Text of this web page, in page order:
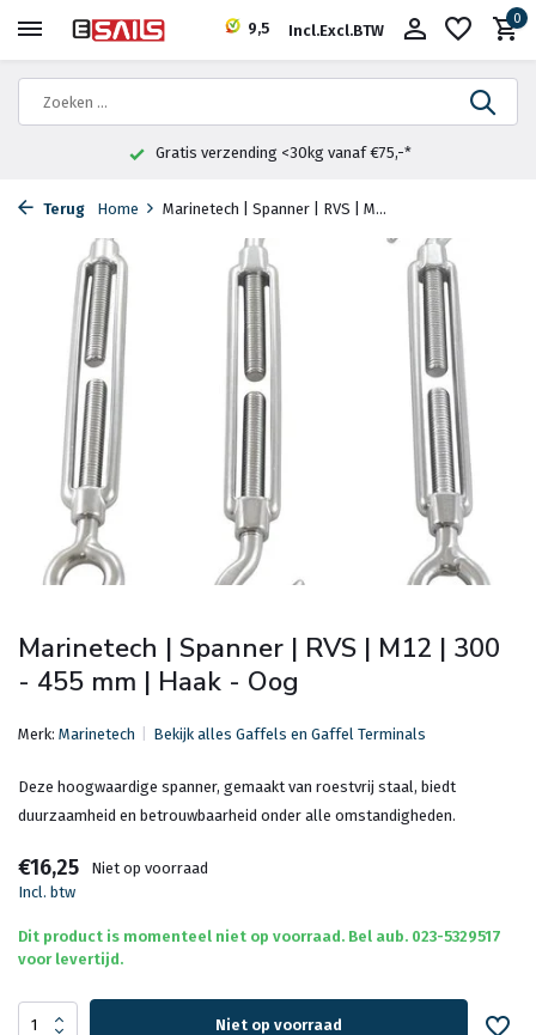
9,5 Incl.Excl.BTW
0
Gratis verzending <30kg vanaf €75,-*
Terug Home Marinetech | Spanner | RVS | M...
Marinetech | Spanner | RVS | M12 | 300
- 455 mm | Haak - Oog
Merk: Marinetech Bekijk alles Gaffels en Gaffel Terminals
Deze hoogwaardige spanner, gemaakt van roestvrij staal, biedt
duurzaamheid en betrouwbaarheid onder alle omstandigheden.
€16,25
Niet op voorraad
Incl. btw
Dit product is momenteel niet op voorraad. Bel aub. 023-5329517
voor levertijd.
Niet op voorraad